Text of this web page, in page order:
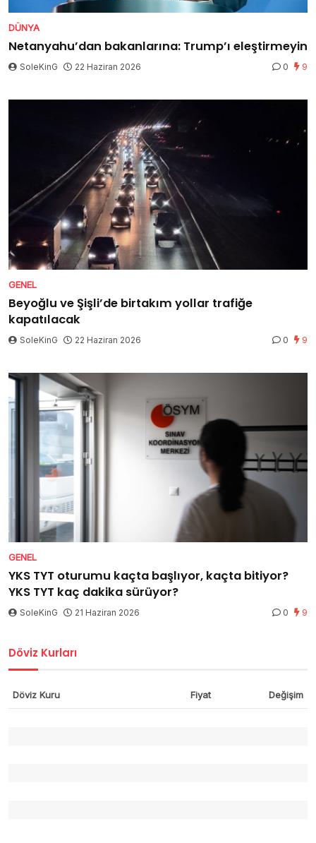
DÜNYA
Netanyahu’dan bakanlarına: Trump’ı eleştirmeyin
SoleKinG 22 Haziran 2026 0 9
GENEL
Beyoğlu ve Şişli’de birtakım yollar trafiğe
kapatılacak
SoleKinG 22 Haziran 2026 0 9
GENEL
YKS TYT oturumu kaçta başlıyor, kaçta bitiyor?
YKS TYT kaç dakika sürüyor?
SoleKinG 21 Haziran 2026 0 9
Döviz Kurları
Döviz Kuru Fiyat Değişim